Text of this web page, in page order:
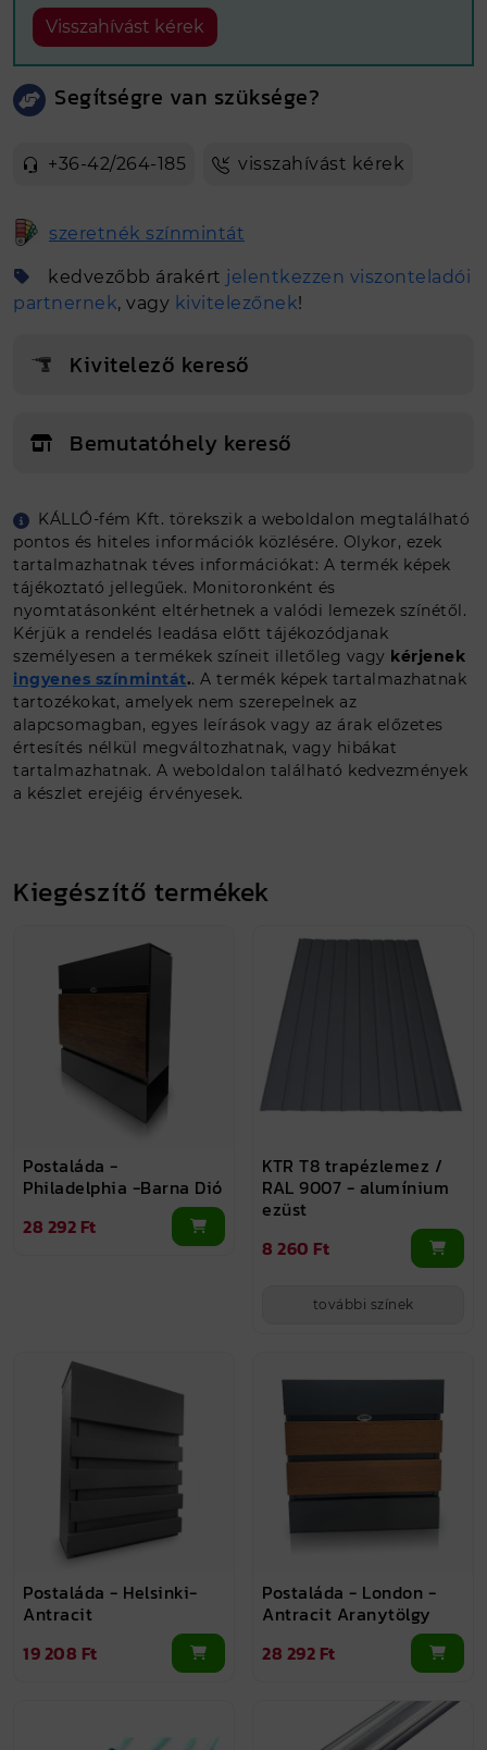
Visszahívást kérek
Segítségre van szüksége?
+36-42/264-185 visszahívást kérek
szeretnék színmintát
kedvezőbb árakért jelentkezzen viszonteladói
partnernek, vagy kivitelezőnek!
Kivitelező kereső
Bemutatóhely kereső
Egyedi méretet szeretnék
Ajánlat kérés
KÁLLÓ-fém Kft. törekszik a weboldalon megtalálható
pontos és hiteles információk közlésére. Olykor, ezek
tartalmazhatnak téves információkat: A termék képek
tájékoztató jellegűek. Monitoronként és
nyomtatásonként eltérhetnek a valódi lemezek színétől.
Kérjük a rendelés leadása előtt tájékozódjanak
személyesen a termékek színeit illetőleg vagy kérjenek
ingyenes színmintát.. A termék képek tartalmazhatnak
tartozékokat, amelyek nem szerepelnek az
alapcsomagban, egyes leírások vagy az árak előzetes
értesítés nélkül megváltozhatnak, vagy hibákat
tartalmazhatnak. A weboldalon található kedvezmények
a készlet erejéig érvényesek.
Kiegészítő termékek
Postaláda -
Philadelphia -Barna Dió
28 292 Ft
KTR T8 trapézlemez /
RAL 9007 - alumínium
ezüst
8 260 Ft
további színek
Postaláda - Helsinki-
Antracit
19 208 Ft
Postaláda - London -
Antracit Aranytölgy
28 292 Ft